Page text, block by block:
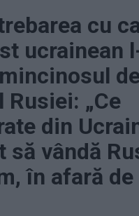
cu
ucrainean
Rusiei: „Ce
din
să vândă
în afară de